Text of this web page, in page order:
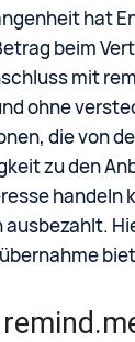
hat
beim
mit
ohne
die von
zu den
handeln
ausbezahlt.